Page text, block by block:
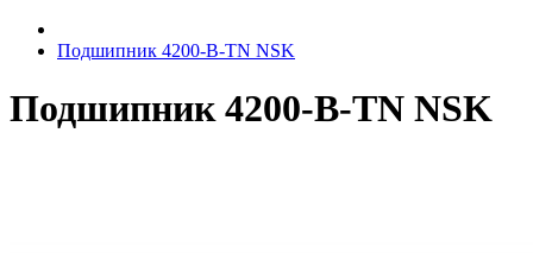
Подшипник 4200-B-TN NSK
Подшипник 4200-B-TN NSK